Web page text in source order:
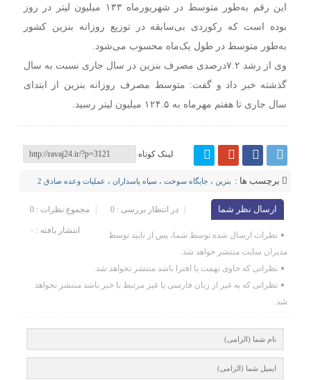
این رقم به‌طور متوسط در شهریورماه ۱۳۳ میلیون لیتر در روز
بوده است که رکوردی بی‌سابقه در توزیع روزانه بنزین کشور
به‌طور متوسط در طول یک‌ماه محسوب می‌شود.
وی از رشد ۷.۲درصدی مصرف بنزین در سال جاری نسبت به سال
گذشته خبر داد و گفت: متوسط مصرف روزانه بنزین از ابتدای
سال جاری تا هفتم مهرماه به ۱۲۴.۵ میلیون لیتر رسید.
لینک کوتاه
برچسب ها : بنزین ، جایگاه سوخت ،سپاه پاسداران ، عملیات وعده صادق 2
ارسال نظر شما مجموع نظرات : 0 در انتظار بررسی : 0
انتشار یافته : ۰
نظرات ارسال شده توسط شما، پس از تایید توسط
مدیران سایت منتشر خواهد شد.
نظراتی که حاوی تهمت یا افترا باشد منتشر نخواهد شد.
نظراتی که به غیر از زبان فارسی یا غیر مرتبط با خبر باشد منتشر نخواهد
شد.